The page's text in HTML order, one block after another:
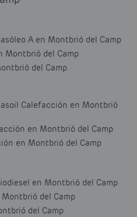
A en Montbrió del Camp
Montbrió del Camp
del Camp
Calefacción en Montbrió
en Montbrió del Camp
en Montbrió del Camp
en Montbrió del Camp
del Camp
del Camp